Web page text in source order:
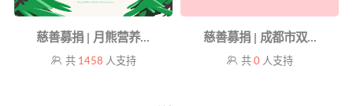
慈善募捐 | 月熊营养...
共 1458 人支持
慈善募捐 | 成都市双...
共0 人支持